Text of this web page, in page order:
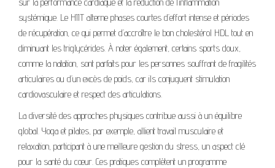
systémique. Le HIIT alterne phases courtes d’effort intense et périodes
de récupération, ce qui permet d’accroître le bon cholestérol HDL tout en
diminuant les triglycérides. À noter également, certains sports doux,
comme la natation, sont parfaits pour les personnes souffrant de fragilités
articulaires ou d’un excès de poids, car ils conjuguent stimulation
cardiovasculaire et respect des articulations.
La diversité des approches physiques contribue aussi à un équilibre
global. Yoga et pilates, par exemple, allient travail musculaire et
relaxation, participant à une meilleure gestion du stress, un aspect clé
pour la santé du cœur. Ces pratiques complètent un programme